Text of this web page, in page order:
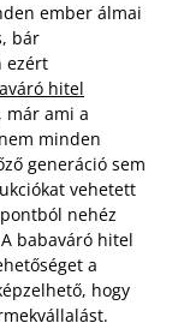
ember álmai
bár
ezért
hitel
már ami a
minden
generáció sem
vehetett
nehéz
babaváró hitel
a
hogy